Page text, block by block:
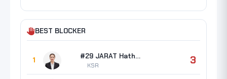
BEST BLOCKER
1 #29 JARAT Hathairat
KSR 3